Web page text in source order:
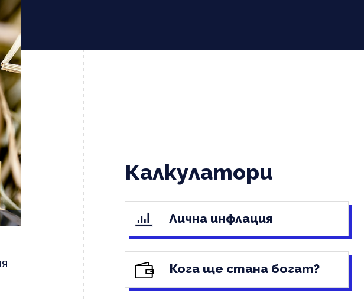
Калкулатори
Лична инфлация
Кога ще стана богат?